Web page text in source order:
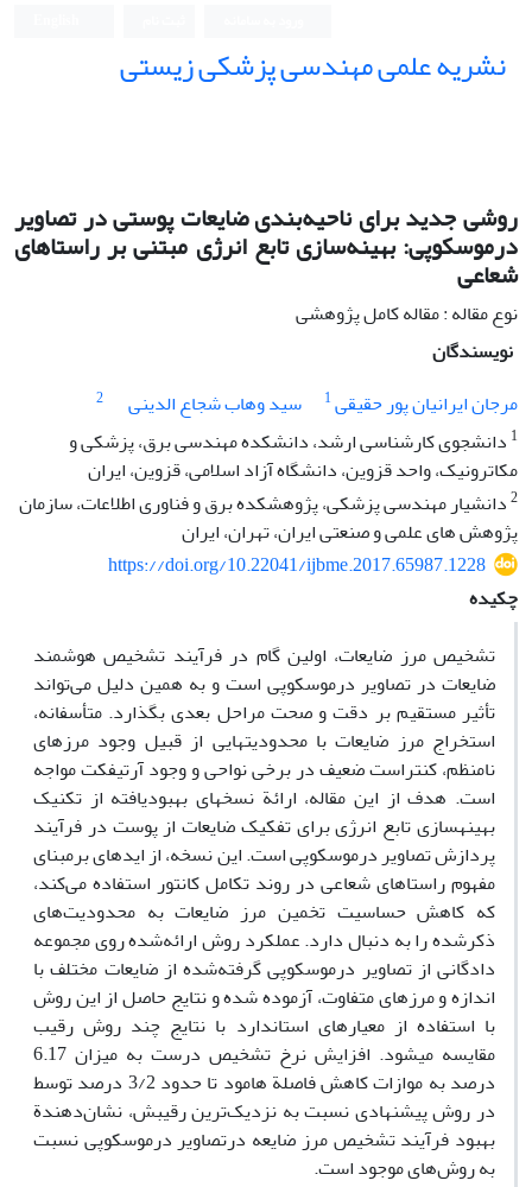
نشریه علمی مهندسی پزشکی زیستی
روشی جدید برای ناحیه‌‌بندی ضایعات پوستی در تصاویر
درموسکوپی: بهینه‌سازی تابع انرژی مبتنی بر راستاهای
شعاعی
نوع مقاله : مقاله کامل پژوهشی
نویسندگان
مرجان ایرانیان پور حقیقی1 سید وهاب شجاع الدینی
2
1 دانشجوی کارشناسی ارشد، دانشکده مهندسی برق، پزشکی و
مکاترونیک، واحد قزوین، دانشگاه آزاد اسلامی، قزوین، ایران
2دانشیار مهندسی پزشکی، پژوهشکده برق و فناوری اطلاعات، سازمان
پژوهش های علمی و صنعتی ایران، تهران، ایران
https://doi.org/10.22041/ijbme.2017.65987.1228
چکیده
تشخیص مرز ضایعات، اولین گام در فرآیند تشخیص هوشمند
ضایعات در تصاویر درموسکوپی است و به همین دلیل می‌تواند
تأثیر مستقیم بر دقت و صحت مراحل بعدی بگذارد. متأسفانه،
استخراج مرز ضایعات با محدودیت­هایی از قبیل وجود مرز­های
نامنظم، کنتراست ضعیف در برخی نواحی و وجود آرتیفکت مواجه‌
است. هدف از این مقاله، ارائة نسخه­ای بهبود­یافته از تکنیک
بهینه­سازی تابع انرژی برای تفکیک ضایعات از پوست در فرآیند
پردازش تصاویر درموسکوپی است. این نسخه، از ایده­ای برمبنای
مفهوم راستاهای شعاعی در روند تکامل کانتور استفاده می‌کند،
که کاهش حساسیت تخمین مرز ضایعات به محدودیت‌های
ذکرشده را به دنبال دارد. عملکرد روش ارائه‌شده روی مجموعه
دادگانی از تصاویر درموسکوپی گرفته‌شده از ضایعات مختلف با
اندازه و مرزهای متفاوت، آزموده شده و نتایج حاصل از این روش
با استفاده از معیارهای استاندارد با نتایج چند روش رقیب
مقایسه می­شود. افزایش نرخ تشخیص درست به میزان 6.17
درصد به موازات کاهش فاصلة هامود تا حدود 3/2 درصد توسط
در روش پیشنهادی نسبت به نزدیک‌ترین رقیبش، نشان‌دهندة
بهبود فرآیند تشخیص مرز ضایعه درتصاویر درموسکوپی نسبت
به روش‌های موجود است.